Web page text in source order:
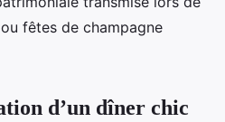
fêtes de champagne
d’un dîner chic